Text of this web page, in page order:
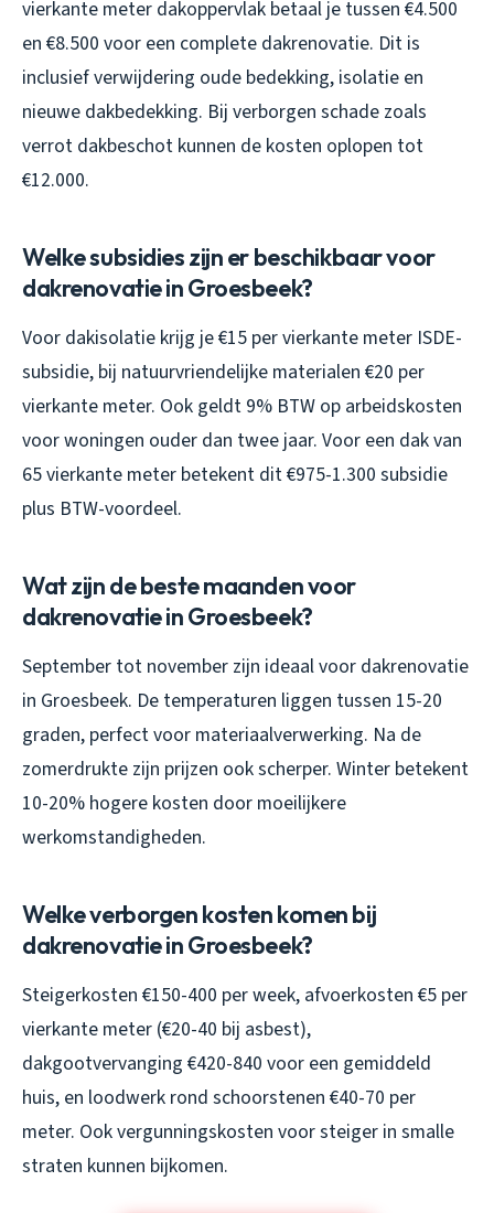
vierkante meter dakoppervlak betaal je tussen €4.500
en €8.500 voor een complete dakrenovatie. Dit is
inclusief verwijdering oude bedekking, isolatie en
nieuwe dakbedekking. Bij verborgen schade zoals
verrot dakbeschot kunnen de kosten oplopen tot
€12.000.
Welke subsidies zijn er beschikbaar voor
dakrenovatie in Groesbeek?
Voor dakisolatie krijg je €15 per vierkante meter ISDE-
subsidie, bij natuurvriendelijke materialen €20 per
vierkante meter. Ook geldt 9% BTW op arbeidskosten
voor woningen ouder dan twee jaar. Voor een dak van
65 vierkante meter betekent dit €975-1.300 subsidie
plus BTW-voordeel.
Wat zijn de beste maanden voor
dakrenovatie in Groesbeek?
September tot november zijn ideaal voor dakrenovatie
in Groesbeek. De temperaturen liggen tussen 15-20
graden, perfect voor materiaalverwerking. Na de
zomerdrukte zijn prijzen ook scherper. Winter betekent
10-20% hogere kosten door moeilijkere
werkomstandigheden.
Welke verborgen kosten komen bij
dakrenovatie in Groesbeek?
Steigerkosten €150-400 per week, afvoerkosten €5 per
vierkante meter (€20-40 bij asbest),
dakgootvervanging €420-840 voor een gemiddeld
huis, en loodwerk rond schoorstenen €40-70 per
meter. Ook vergunningskosten voor steiger in smalle
straten kunnen bijkomen.